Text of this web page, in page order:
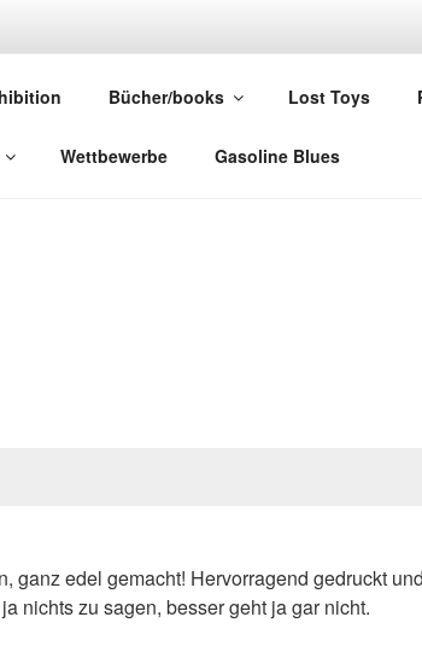
Bücher/books Lost Toys
Wettbewerbe Gasoline Blues
ganz edel gemacht! Hervorragend gedruckt
nichts zu sagen, besser geht ja gar nicht.